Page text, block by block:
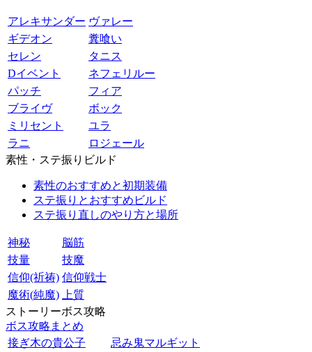
アレキサンダー ヴァレー
ギデオン
糞喰い
セレン
タニス
Dイベント
ネフェリルー
パッチ
フィア
ブライヴ
ボック
ミリセント
ユラ
ラニ
ロジェール
素性・ステ振りビルド
素性のおすすめと初期装備
ステ振りとおすすめビルド
ステ振り直しのやり方と場所
神秘
脳筋
技量
技魔
信仰(祈祷) 信仰戦士
魔術(純魔)
上質
ストーリーボス攻略
ボス攻略まとめ
接ぎ木の貴公子
忌み鬼マルギット